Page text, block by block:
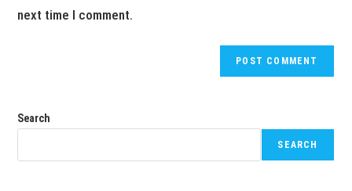
next time I comment.
Search
SEARCH